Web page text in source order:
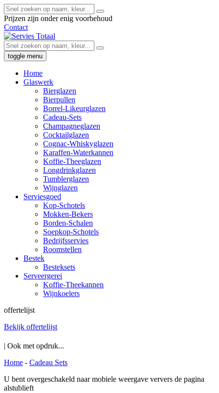
Prijzen zijn onder enig voorbehoud
Contact
toggle menu
Home
Glaswerk
Bierglazen
Bierpullen
Borrel-Likeurglazen
Cadeau-Sets
Champagneglazen
Cocktailglazen
Cognac-Whiskyglazen
Karaffen-Waterkannen
Koffie-Theeglazen
Longdrinkglazen
Tumblerglazen
Wijnglazen
Serviesgoed
Kop-Schotels
Mokken-Bekers
Borden-Schalen
Soepkop-Schotels
Bedrijfsservies
Roomstellen
Bestek
Besteksets
Serveergerei
Koffie-Theekannen
Wijnkoelers
offertelijst
Bekijk offertelijst
| Ook met opdruk...
Home - Cadeau Sets
U bent overgeschakeld naar mobiele weergave ververs de pagina
alstublieft